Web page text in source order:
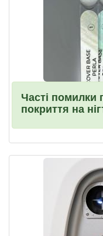
Часті помилки
покриття на